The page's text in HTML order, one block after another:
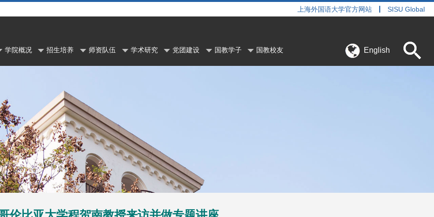
上海外国语大学官方网站 SISU Global
学院概况 招生培养 师资队伍 学术研究 党团建设 国教学子 国教校友 English